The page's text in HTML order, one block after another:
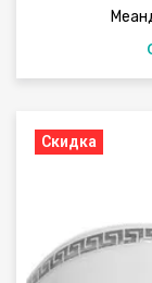
Скидка